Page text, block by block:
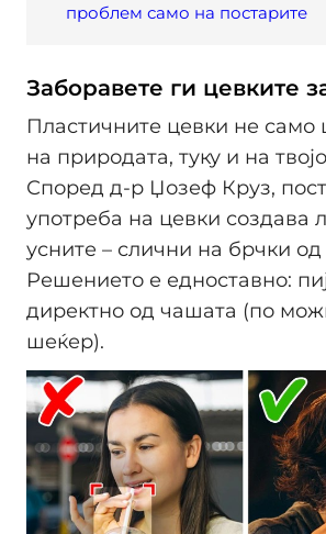
проблем само на постарите
Заборавете ги цевките
Пластичните цевки не само
на природата, туку и на
Според д-р Џозеф Круз,
употреба на цевки создава
усните – слични на брчки
Решението е едноставно:
директно од чашата (по
шеќер).